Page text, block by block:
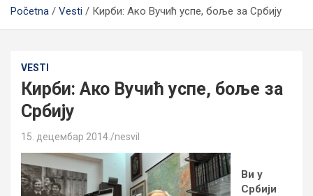
Početna Vesti Кирби: Ако Вучић успе, боље за Србију
VESTI
Кирби: Ако Вучић успе, боље за
Србију
15. децембар 2014. nesvil
Ви у
Србији